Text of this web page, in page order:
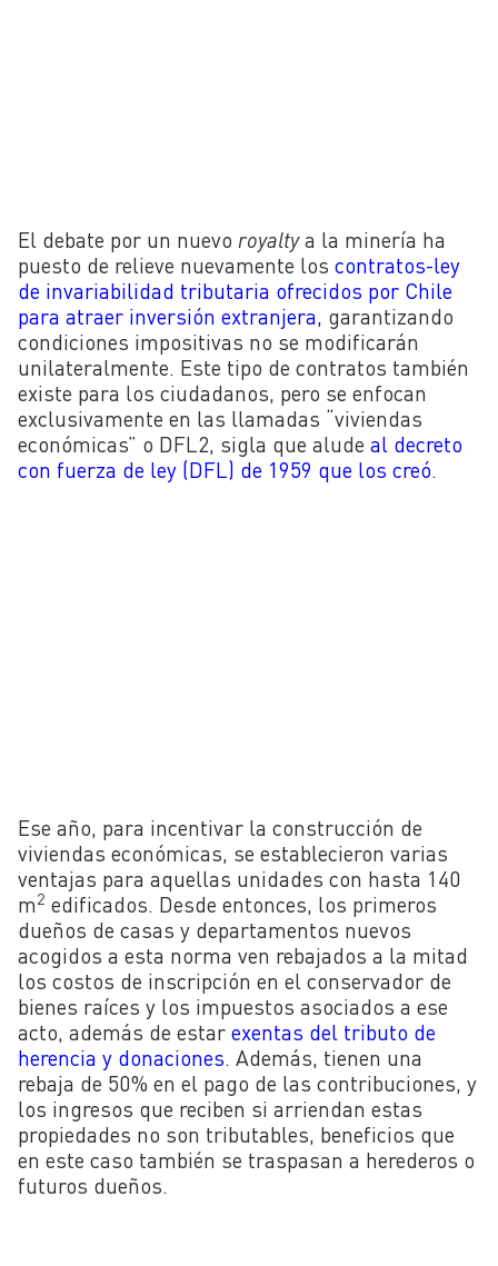
El debate por un nuevo royaltya la minería ha
puesto de relieve nuevamente los contratos-ley
de invariabilidad tributaria ofrecidos por Chile
para atraer inversión extranjera, garantizando
condiciones impositivas no se modificarán
unilateralmente. Este tipo de contratos también
existe para los ciudadanos, pero se enfocan
exclusivamente en las llamadas “viviendas
económicas” o DFL2, sigla que alude al decreto
con fuerza de ley (DFL) de 1959 que los creó
Ese año, para incentivar la construcción de
viviendas económicas, se establecieron varias
ventajas para aquellas unidades con hasta 140
m2 edificados. Desde entonces, los primeros
dueños de casas y departamentos nuevos
acogidos a esta norma ven rebajados a la mitad
los costos de inscripción en el conservador de
bienes raíces y los impuestos asociados a ese
acto, además de estar exentas del tributo de
herencia y donaciones. Además, tienen una
rebaja de 50% en el pago de las contribuciones, y
los ingresos que reciben si arriendan estas
propiedades no son tributables, beneficios que
en este caso también se traspasan a herederos o
futuros dueños.